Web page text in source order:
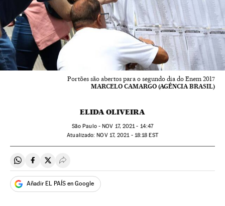
Portões são abertos para o segundo dia do Enem 2017
MARCELO CAMARGO (AGÊNCIA BRASIL)
ELIDA OLIVEIRA
São Paulo -NOV 17, 2021 - 14:47
atualizado: NOV17, 2021 - 18:18 EST
Compartir en Whatsapp
Compartir en Facebook
Compartir en Twitter
Desplegar Redes Sociales
Añadir EL PAÍS en Google